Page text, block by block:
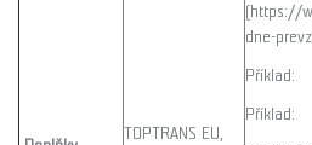
TOPTRANS EU,
(https://
dne-
Příklad:
Příklad: